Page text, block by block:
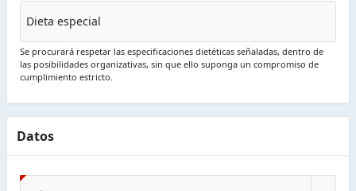
Dieta especial
Se procurará respetar las especificaciones dietéticas señaladas, dentro de
las posibilidades organizativas, sin que ello suponga un compromiso de
cumplimiento estricto.
Datos